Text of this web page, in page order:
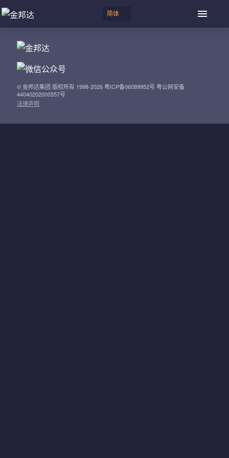
© 金邦达集团 版权所有 1998-2026 粤ICP备06089952号 粤公网安备
44040202000557号
法律声明